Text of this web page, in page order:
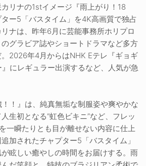
リナの1stイメージ『雨上がり！18
ー5「バスタイム」を4K高画質で独占
ナは、昨年6月に芸能事務所ホリプロ
グラビア誌やショートドラマなど多方
2026年4月からはNHK Eテレ『ギョギ
にレギュラー出演するなど、人気が急
！』は、純真無垢な制服姿や爽やかな
生初となる“虹色ビキニ”など、フレッ
一瞬たりとも目が離せない内容に仕上
加されたチャプター5「バスタイム」
眩しい癒やしの時間をお届けする。雨